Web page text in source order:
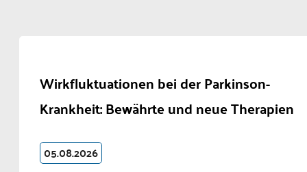
Wirkfluktuationen bei der Parkinson-
Krankheit: Bewährte und neue Therapien
05.08.2026